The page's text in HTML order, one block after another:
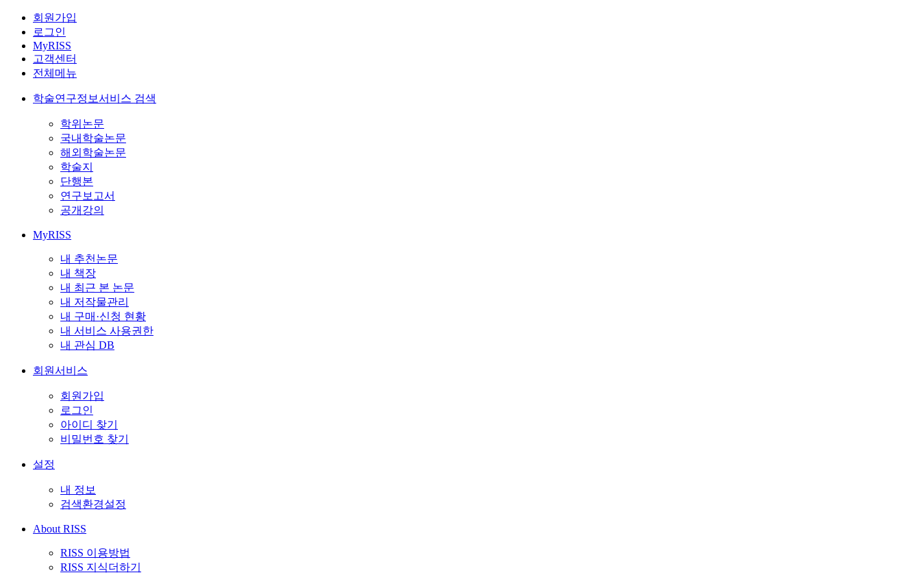
회원가입
로그인
MyRISS
고객센터
전체메뉴
학술연구정보서비스 검색
학위논문
국내학술논문
해외학술논문
학술지
단행본
연구보고서
공개강의
MyRISS
내 추천논문
내 책장
내 최근 본 논문
내 저작물관리
내 구매·신청 현황
내 서비스 사용권한
내 관심 DB
회원서비스
회원가입
로그인
아이디 찾기
비밀번호 찾기
설정
내 정보
검색환경설정
About RISS
RISS 이용방법
RISS 지식더하기